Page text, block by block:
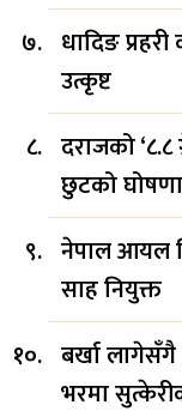
धादिङ
उत्कृष्ट
दराजको
छुटको घोषणा
नेपाल आयल
साह नियुक्त
बर्खा
भरमा